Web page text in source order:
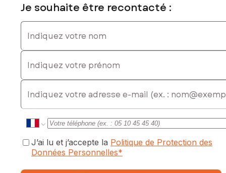
Je souhaite être recontacté :
Indiquez votre nom
Indiquez votre prénom
E-mail
J’ai lu et j’accepte la Politique de Protection des
Données Personnelles*